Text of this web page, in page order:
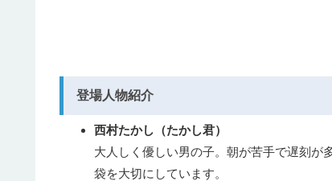
登場人物紹介
西村たかし（たかし君）
大人しく優しい男の子。朝が苦手で遅刻が
袋を大切にしています。